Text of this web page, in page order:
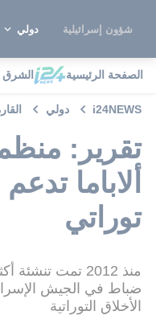
شؤون إسرائيلية دولي
الصفحة الرئيسية
i24NEWS دولي
تقرير:
ألاباما
توراتي
ضباط في الجيش
الأخلاق التوراتية